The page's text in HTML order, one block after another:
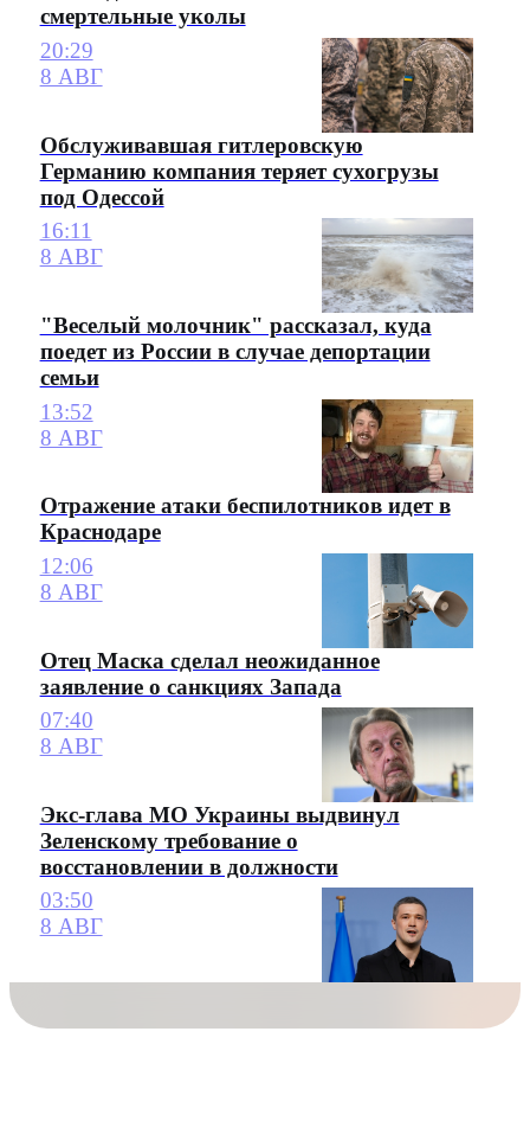
смертельные уколы
20:29
8 АВГ
Обслуживавшая гитлеровскую
Германию компания теряет сухогрузы
под Одессой
16:11
8 АВГ
"Веселый молочник" рассказал, куда
поедет из России в случае депортации
семьи
13:52
8 АВГ
Отражение атаки беспилотников идет в
Краснодаре
12:06
8 АВГ
Отец Маска сделал неожиданное
заявление о санкциях Запада
07:40
8 АВГ
Экс-глава МО Украины выдвинул
Зеленскому требование о
восстановлении в должности
03:50
8 АВГ